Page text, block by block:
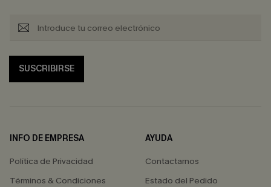
SUSCRIBIRSE
INFO DE EMPRESA
Política de Privacidad
Términos & Condiciones
AYUDA
Contactarnos
Estado del Pedido